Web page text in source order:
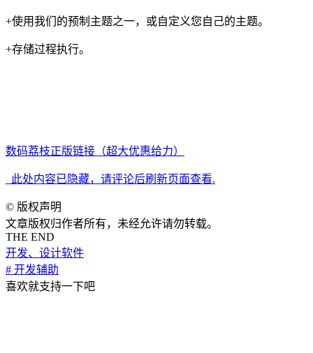
+使用我们的预制主题之一，或自定义您自己的主题。
+存储过程执行。
数码荔枝正版链接（超大优惠给力）
此处内容已隐藏，请评论后刷新页面查看.
© 版权声明
文章版权归作者所有，未经允许请勿转载。
THE END
开发、设计软件
# 开发辅助
喜欢就支持一下吧